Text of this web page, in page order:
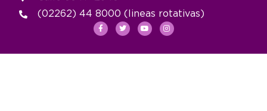
(02262) 44 8000 (lineas rotativas)